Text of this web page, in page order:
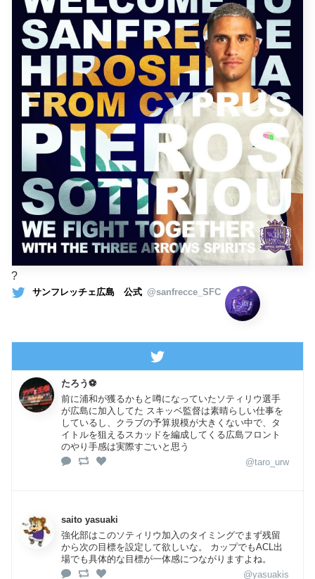
?
サンフレッチェ広島 公式 @sanfrecce_SFC
たろう⚽️
前に浦和が獲るかもと噂になっていたソティリウ選手
が広島に加入してた スキッベ監督は素晴らしい仕事を
しているし、クラブの予算規模が大きくない中で、タ
イトルを狙えるスカッドを編成してくる広島フロント
のやり手感は実際すごいと思う
@taro_urw
saito yasuaki
強化部はこのソティリウ加入のタイミングでまず残留
から次の目標を設定して欲しいな。 カップでもACL出
場でも具体的な目標が一体感につながりますよね。
@yasuakis